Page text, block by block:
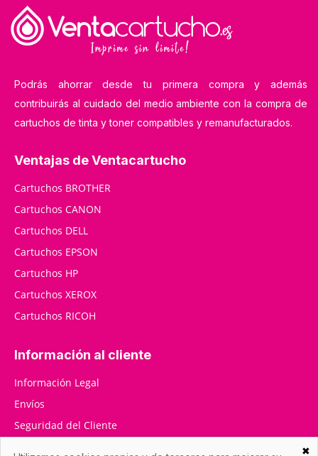
Podrás ahorrar desde tu primera compra y además
contribuirás al cuidado del medio ambiente con la compra de
cartuchos de tinta y toner compatibles y remanufacturados.
Ventajas de Ventacartucho
Cartuchos BROTHER
Cartuchos CANON
Cartuchos DELL
Cartuchos EPSON
Cartuchos HP
Cartuchos XEROX
Cartuchos RICOH
Información al cliente
Información Legal
Envíos
Seguridad del Cliente
✖